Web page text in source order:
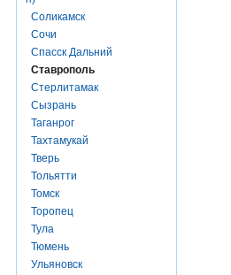
Соликамск
Сочи
Спасск Дальний
Ставрополь
Стерлитамак
Сызрань
Таганрог
Тахтамукай
Тверь
Тольятти
Томск
Торопец
Тула
Тюмень
Ульяновск